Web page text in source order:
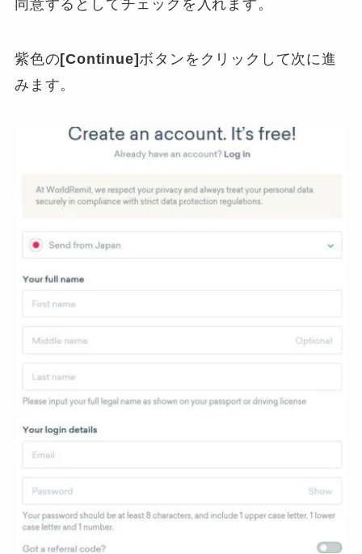
同意するとしてチェックを入れます。
紫色の[Continue]ボタンをクリックして次に進
みます。